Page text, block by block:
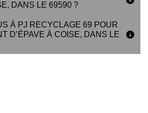
DANS LE 69590 ?
À PJ RECYCLAGE 69 POUR
D’ÉPAVE À COISE, DANS LE